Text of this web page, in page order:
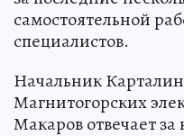
самостоятельной
специалистов.
Начальник
Магнитогорских
Макаров отвечает